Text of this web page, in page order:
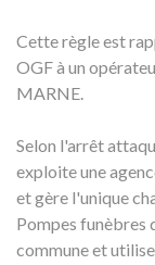
Cette règle est
OGF à un
MARNE.
Selon l'arrêt
exploite une
et gère l'unique
Pompes funèbres
commune et